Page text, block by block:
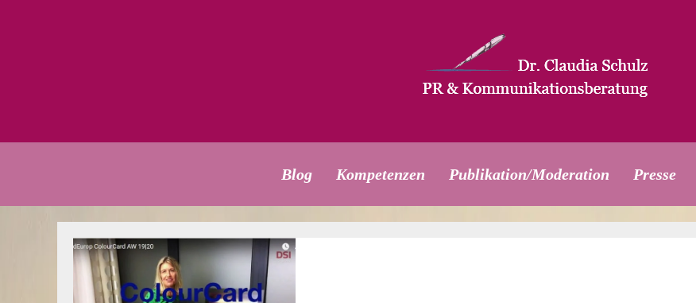
Blog Kompetenzen Publikation/Moderation Presse